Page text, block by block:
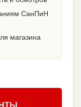
СанПиН
магазина